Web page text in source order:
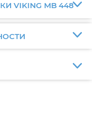
VIKING MB 448